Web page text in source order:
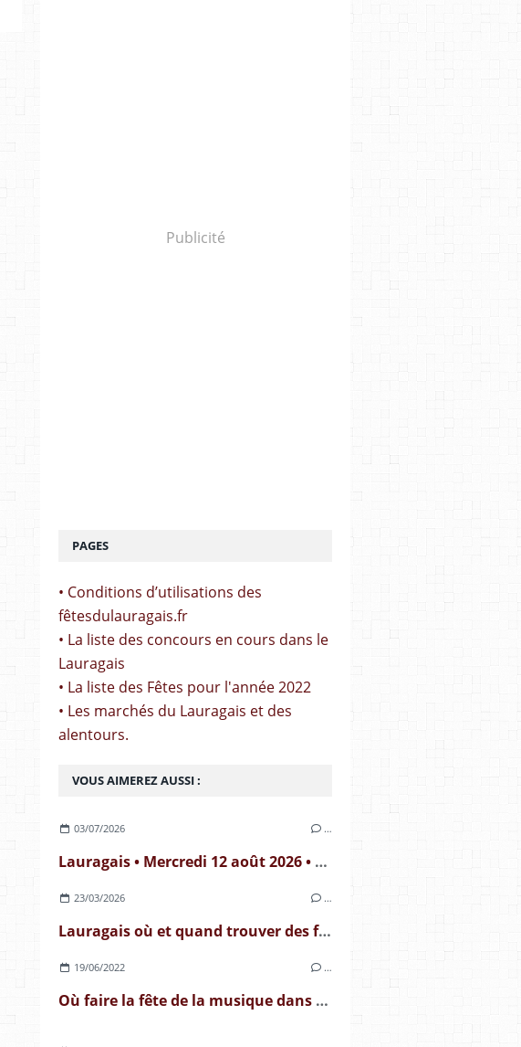
Publicité
VOUS AIMEREZ AUSSI :
03/07/2026 …
Lauragais • Mercredi 12 août 2026 • Eclipse solaire
23/03/2026 …
Lauragais où et quand trouver des fêtes foraines dans le Lauragais en 2026
19/06/2022 …
Où faire la fête de la musique dans le Lauragais en 2026
PAGES
• Conditions d’utilisations des
fêtesdulauragais.fr
• La liste des concours en cours dans le
Lauragais
• La liste des Fêtes pour l'année 2022
• Les marchés du Lauragais et des
alentours.